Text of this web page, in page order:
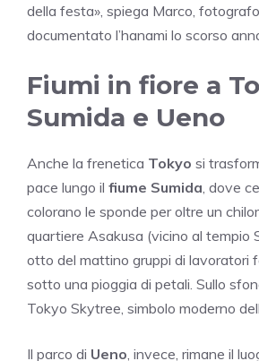
della festa», spiega Marco,
documentato l’hanami lo scorso
Fiumi in fiore a
Sumida e Ueno
Anche la frenetica Tokyo si
pace lungo il fiume Sumida , dove
colorano le sponde per oltre un
quartiere Asakusa (vicino al tempio
otto del mattino gruppi di lavoratori
sotto una pioggia di petali. Sullo
Tokyo Skytree, simbolo moderno
Il parco di Ueno , invece, rimane il